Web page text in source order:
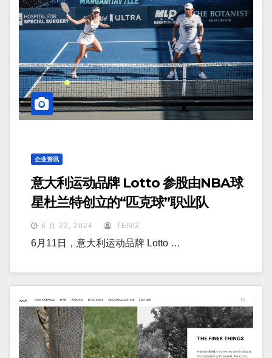
企业资讯
意大利运动品牌 Lotto 参股由NBA球
星杜兰特创立的“匹克球”职业队
6 月 22, 2024 TENG
6月11日，意大利运动品牌 Lotto …